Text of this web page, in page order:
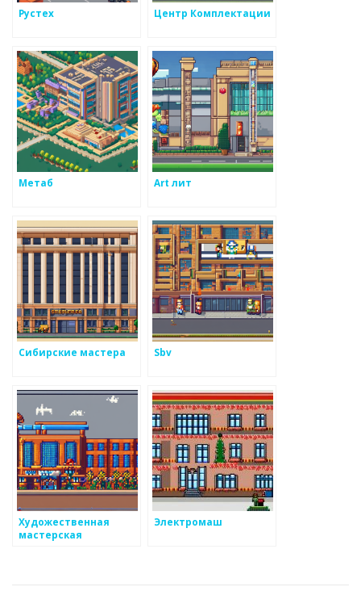
Рустех Центр Комплектации
Метаб Art лит
Сибирские мастера Sbv
Художественная
мастерская
Электромаш